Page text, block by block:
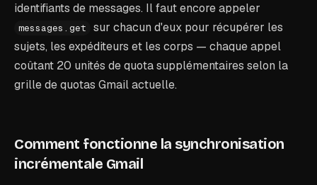
identifiants de messages. Il faut encore appeler
messages.get
sur chacun d'eux pour récupérer les
sujets, les expéditeurs et les corps — chaque appel
coûtant 20 unités de quota supplémentaires selon la
grille de quotas Gmail actuelle.
Comment fonctionne la synchronisation
incrémentale Gmail